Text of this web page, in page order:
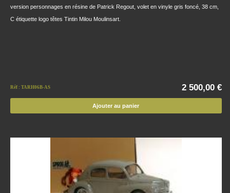
version personnages en résine de Patrick Regout, volet en vinyle gris foncé, 38 cm,
C étiquette logo têtes Tintin Milou Moulinsart.
Réf : TARH06B-AS 2 500,00 €
Ajouter au panier